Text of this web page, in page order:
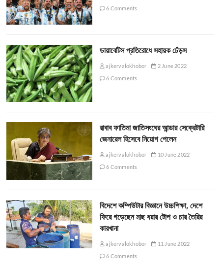
6 Comments
ডায়াবেটিস প্রতিরোধে সহায়ক ঢেঁড়স
ajkervalokhobor
2 June 2022
6 Comments
রাবাব ফাতিমা জাতিসংঘের আন্ডার সেক্রেটারি
জেনারেল হিসেবে নিয়োগ পেলেন
ajkervalokhobor
10 June 2022
6 Comments
বিদেশে কম্পিউটার বিজ্ঞানে উচ্চশিক্ষা, দেশে
ফিরে গড়েছেন মাছ ধরার টোপ ও চার তৈরির
কারখানা
ajkervalokhobor
11 June 2022
6 Comments